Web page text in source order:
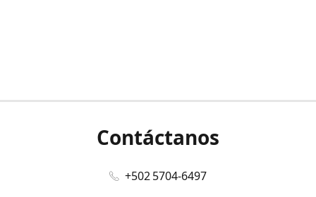
Contáctanos
+502 5704-6497